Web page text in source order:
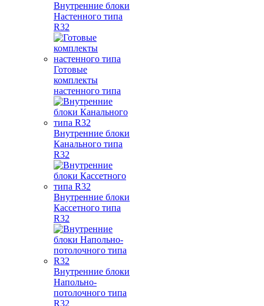
Внутренние блоки
Настенного типа
R32
Готовые
комплекты
настенного типа
Внутренние блоки
Канального типа
R32
Внутренние блоки
Кассетного типа
R32
Внутренние блоки
Напольно-
потолочного типа
R32